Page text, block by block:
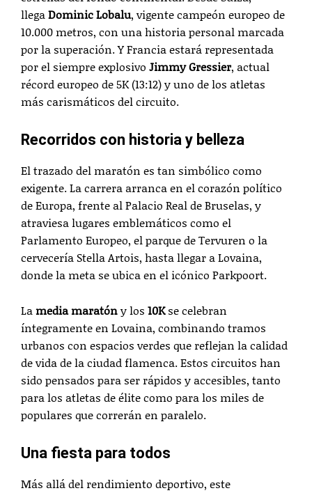
llegaDominic Lobalu, vigente campeón europeo de
10.000 metros, con una historia personal marcada
por la superación. Y Francia estará representada
por el siempre explosivoJimmy Gressier, actual
récord europeo de 5K (13:12) y uno de los atletas
más carismáticos del circuito.
Recorridos con historia y belleza
El trazado del maratón es tan simbólico como
exigente. La carrera arranca en el corazón político
de Europa, frente al Palacio Real de Bruselas, y
atraviesa lugares emblemáticos como el
Parlamento Europeo, el parque de Tervuren o la
cervecería Stella Artois, hasta llegar a Lovaina,
donde la meta se ubica en el icónico Parkpoort.
Lamedia maratóny los10Kse celebran
íntegramente en Lovaina, combinando tramos
urbanos con espacios verdes que reflejan la calidad
de vida de la ciudad flamenca. Estos circuitos han
sido pensados para ser rápidos y accesibles, tanto
para los atletas de élite como para los miles de
populares que correrán en paralelo.
Una fiesta para todos
Más allá del rendimiento deportivo, este